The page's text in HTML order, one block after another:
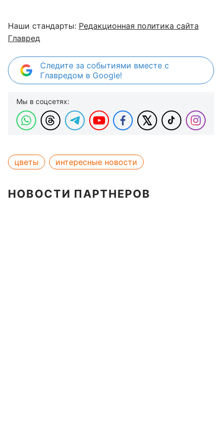
Наши стандарты: Редакционная политика сайта
Главред
Следите за событиями вместе с
Главредом в Google!
Мы в соцсетях:
цветы интересные новости
НОВОСТИ ПАРТНЕРОВ